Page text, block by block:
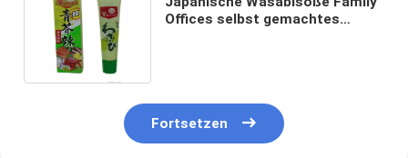
Offices selbst gemachtes
Fortsetzen